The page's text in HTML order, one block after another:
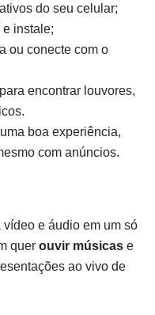
do seu celular;
e instale;
ou conecte com o
encontrar louvores,
boa experiência,
com anúncios.
vídeo e áudio em um só
quer ouvir músicas e
ao vivo de